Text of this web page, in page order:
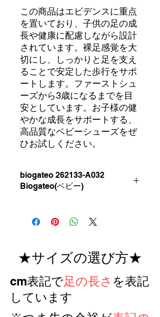
この商品はエビデンスに重点
を置いており、子供の足の成
長や健康に配慮しながら設計
されています。裸足感覚を大
切にし、しっかりと足を支え
ることで安定した歩行をサポ
ートします。ファーストシュ
ーズから3歳になるまでを目
安としています。お子様の健
やかな成長をサポートする、
高品質なベビーシューズをぜ
ひお試しください。
biogateo 262133-A032
Biogateo(ベビー)
製)
●底材 ラバー
されたしっかりとした靴底です
●サイズ展開 20~25
※通常のEUサイズの大きさではあり
★サイズの選び方★
​cm表記で足の長さ を表記
しています